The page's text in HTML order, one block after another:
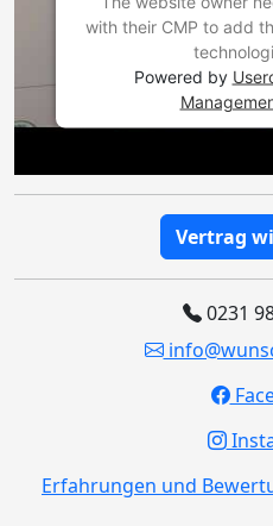
with their CMP to add
Powered by
Vertrag
0231
Erfahrungen und